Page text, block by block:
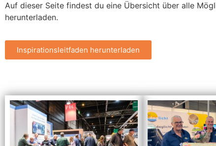
Auf dieser Seite findest du eine Übersicht über alle
herunterladen.
Inspirationsleitfaden herunterladen